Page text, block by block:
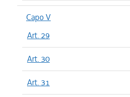
Capo V
Art. 29
Art. 30
Art. 31